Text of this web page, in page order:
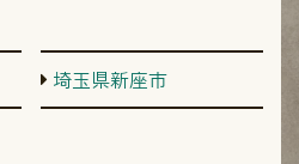
埼玉県新座市